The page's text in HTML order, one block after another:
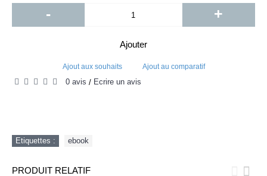
- +
Ajouter
Ajout aux souhaits Ajout au comparatif
0 avis / Écrire un avis
Etiquettes : ebook
PRODUIT RELATIF